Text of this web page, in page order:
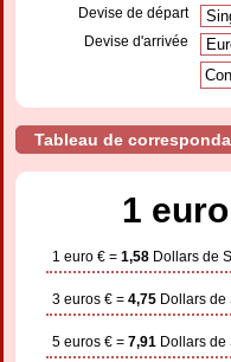
Devise de départ
Devise d'arrivée
Tableau de
1
1 euro € = 1,58 Dollars de
3 euros € = 4,75 Dollars de
5 euros € = 7,91 Dollars de